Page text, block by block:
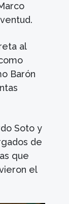
al
Barón
Soto y
de
que
el